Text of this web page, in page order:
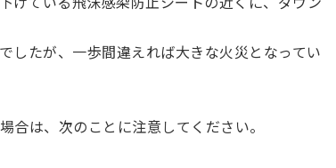
たが、一歩間違えれば大きな火災となってい
は、次のことに注意してください。